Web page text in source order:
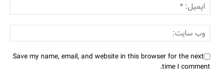
Save my name, email, and website in this browser for the next
time I comment.